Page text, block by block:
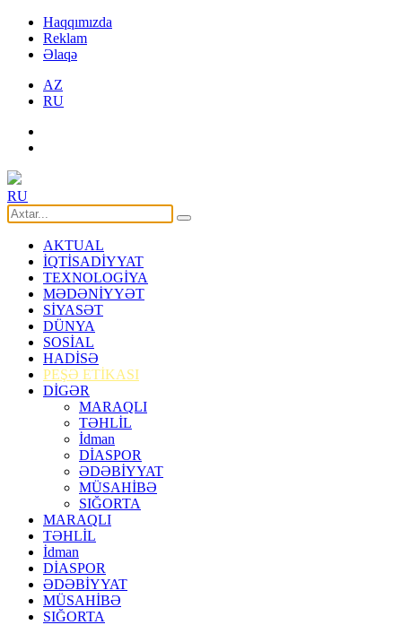
Haqqımızda
Reklam
Əlaqə
AZ
RU
RU
AKTUAL
İQTİSADİYYAT
TEXNOLOGİYA
MƏDƏNİYYƏT
SİYASƏT
DÜNYA
SOSİAL
HADİSƏ
PEŞƏ ETİKASI
DİGƏR
MARAQLI
TƏHLİL
İdman
DİASPOR
ƏDƏBİYYAT
MÜSAHİBƏ
SIĞORTA
MARAQLI
TƏHLİL
İdman
DİASPOR
ƏDƏBİYYAT
MÜSAHİBƏ
SIĞORTA